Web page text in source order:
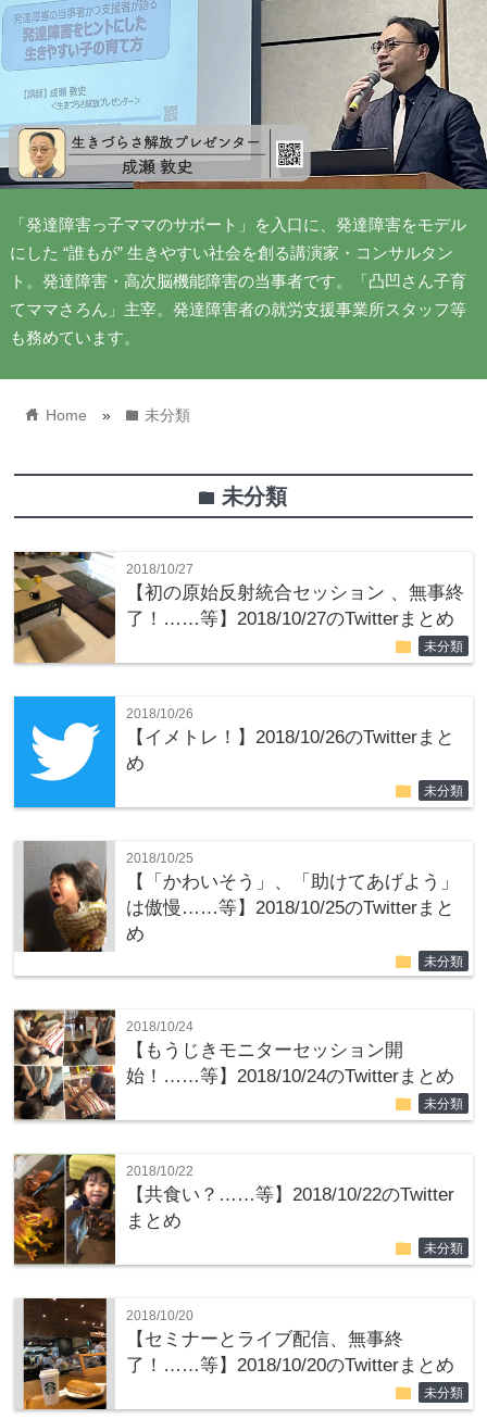
「発達障害っ子ママのサポート」を入口に、発達障害をモデル
にした “誰もが” 生きやすい社会を創る講演家・コンサルタン
ト。発達障害・高次脳機能障害の当事者です。「凸凹さん子育
てママさろん」主宰。発達障害者の就労支援事業所スタッフ等
も務めています。
home Home » folder未分類
folder未分類
2018/10/27
【初の原始反射統合セッション 、無事終
了！……等】2018/10/27のTwitterまとめ
folder 未分類
2018/10/26
【イメトレ！】2018/10/26のTwitterまと
め
folder 未分類
2018/10/25
【「かわいそう」、「助けてあげよう」
は傲慢……等】2018/10/25のTwitterまと
め
folder 未分類
2018/10/24
【もうじきモニターセッション開
始！……等】2018/10/24のTwitterまとめ
folder 未分類
2018/10/22
【共食い？……等】2018/10/22のTwitter
まとめ
folder 未分類
2018/10/20
【セミナーとライブ配信、無事終
了！……等】2018/10/20のTwitterまとめ
folder 未分類